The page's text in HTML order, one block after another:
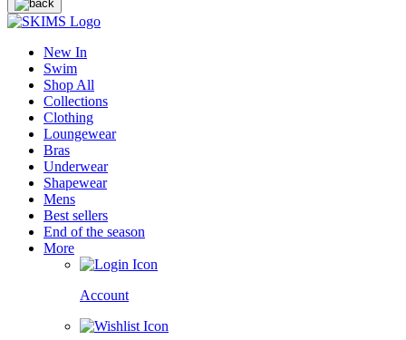
New In
Swim
Shop All
Collections
Clothing
Loungewear
Bras
Underwear
Shapewear
Mens
Best sellers
End of the season
More
Account